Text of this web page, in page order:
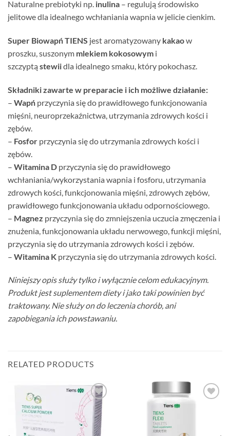
Naturalne prebiotyki np. inulina – regulują środowisko
jelitowe dla idealnego wchłaniania wapnia w jelicie cienkim.
Super Biowapń TIENS jest aromatyzowany kakaow
proszku, suszonym mlekiem kokosowym i
szczyptą stewiidla idealnego smaku, który pokochasz.
Składniki zawarte w preparacie i ich możliwe działanie:
– Wapń przyczynia się do prawidłowego funkcjonowania
mięśni, neuroprzekaźnictwa, utrzymania zdrowych kości i
zębów.
– Fosfor przyczynia się do utrzymania zdrowych kości i
zębów.
– Witamina D przyczynia się do prawidłowego
wchłaniania/wykorzystania wapnia i fosforu, utrzymania
zdrowych kości, funkcjonowania mięśni, zdrowych zębów,
prawidłowego funkcjonowania układu odpornościowego.
– Magnez przyczynia się do zmniejszenia uczucia zmęczenia i
znużenia, funkcjonowania układu nerwowego, funkcji mięśni,
przyczynia się do utrzymania zdrowych kości i zębów.
– Witamina K przyczynia się do utrzymania zdrowych kości.
Niniejszy opis służy tylko i wyłącznie celom edukacyjnym.
Produkt jest suplementem diety i jako taki powinien być
traktowany. Nie służy on do leczenia chorób, ani
zapobiegania ich powstawaniu.
RELATED PRODUCTS
Add to
wishlist